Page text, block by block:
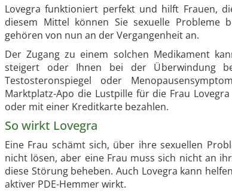
Lovegra funktioniert perfekt und hilft Frauen,
diesem Mittel können Sie sexuelle Probleme
gehören von nun an der Vergangenheit an.
Der Zugang zu einem solchen Medikament
steigert oder Ihnen bei der Überwindung
Testosteronspiegel oder
Marktplatz-Apo die Lustpille für die Frau
oder mit einer Kreditkarte bezahlen.
So wirkt Lovegra
Eine Frau schämt sich, über ihre sexuellen
nicht lösen, aber eine Frau muss sich nicht an
diese Störung beheben. Auch Lovegra kann
aktiver PDE-Hemmer wirkt.